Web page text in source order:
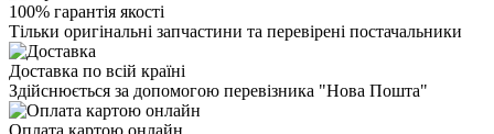
100% гарантія якості
Тільки оригінальні запчастини та перевірені постачальники
Доставка по всій країні
Здійснюється за допомогою перевізника "Нова Пошта"
Оплата картою онлайн